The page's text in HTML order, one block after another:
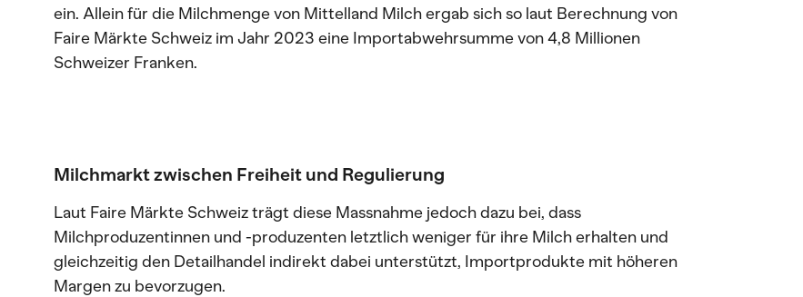
ein. Allein für die Milchmenge von Mittelland Milch ergab sich so laut Berechnung von
Faire Märkte Schweiz im Jahr 2023 eine Importabwehrsumme von 4,8 Millionen
Schweizer Franken.
Milchmarkt zwischen Freiheit und Regulierung
Laut Faire Märkte Schweiz trägt diese Massnahme jedoch dazu bei, dass
Milchproduzentinnen und -produzenten letztlich weniger für ihre Milch erhalten und
gleichzeitig den Detailhandel indirekt dabei unterstützt, Importprodukte mit höheren
Margen zu bevorzugen.